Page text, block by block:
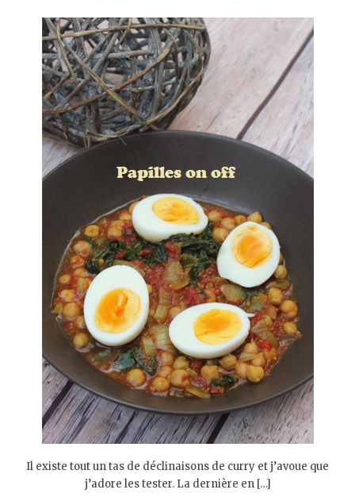
Il existe tout un tas de déclinaisons de curry et j’avoue que
j’adore les tester. La dernière en […]